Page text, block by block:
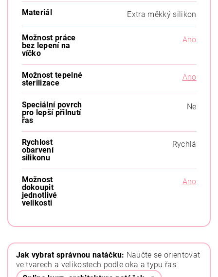
Materiál Extra měkký silikon
Možnost práce
bez lepení na
víčko
Ano
Možnost tepelné
sterilizace
Ano
Speciální povrch
pro lepší přilnutí
řas
Ne
Rychlost
obarvení
silikonu
Rychlá
Možnost
dokoupit
jednotlivé
velikosti
Ano
Jak vybrat správnou natáčku: Naučte se orientovat
ve tvarech a velikostech podle oka a typu řas.